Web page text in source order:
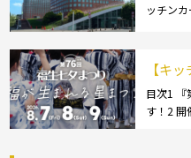
依頼の
ッチン
チンカ
【キ
福生七
目次1 『
す！2 開